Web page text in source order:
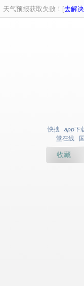
天气预报获取失败！[去解决
快搜 app下
堂在线
收藏